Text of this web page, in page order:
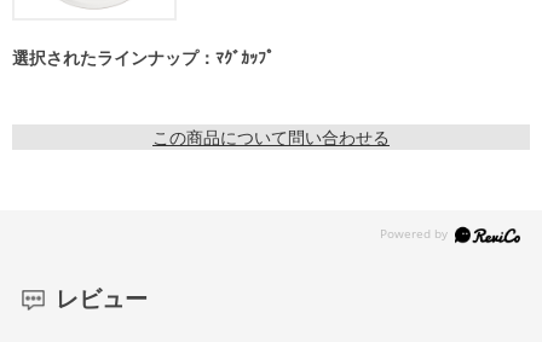
選択されたラインナップ：ﾏｸﾞｶｯﾌﾟ
この商品について問い合わせる
レビュー